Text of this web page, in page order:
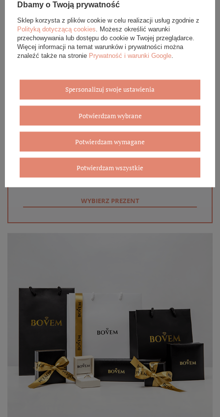
OPINIE (0)
GWARANCJA
ZADAJ PYTANIE
Eleganckie opakowanie gratis
Biżuterię i zegarki zakupione w sklepie internetowym
BOVEM otrzymasz jako gotowy do wręczenia upominek. Do
ekologicznej oraz elegancką torebkę. Rozmiary i wzory
mogą się różnić ze względu na wybrany asortyment.
WYBIERZ PREZENT
Dbamy o Twoją prywatność
Sklep korzysta z plików cookie w celu realizacji usług zgodnie z
Polityką dotyczącą cookies . Możesz określić warunki
przechowywania lub dostępu do cookie w Twojej przeglądarce.
Więcej informacji na temat warunków i prywatności można
znaleźć także na stronie Prywatność i warunki Google
Spersonalizuj swoje ustawienia
Potwierdzam wybrane
Potwierdzam wymagane
Potwierdzam wszystkie